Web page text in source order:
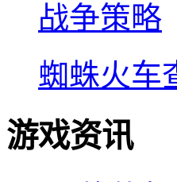
战争策略
蜘蛛火车
游戏资讯